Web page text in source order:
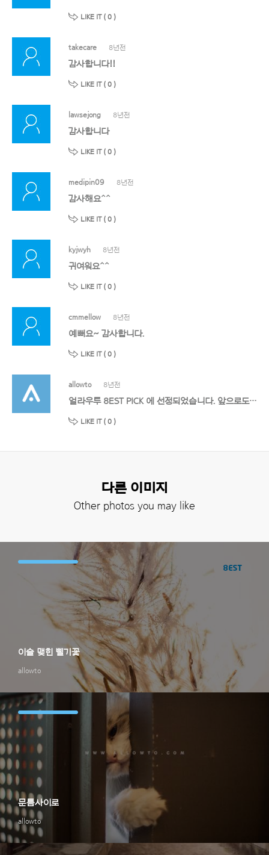
LIKE IT ( 0 )
takecare 8년전
감사합니다!!
LIKE IT ( 0 )
lawsejong 8년전
감사합니다
LIKE IT ( 0 )
medipin09 8년전
감사해요^^
LIKE IT ( 0 )
kyjwyh 8년전
귀여워요^^
LIKE IT ( 0 )
cmmellow 8년전
예뻐요~ 감사합니다.
LIKE IT ( 0 )
allowto 8년전
얼라우투 8EST PICK 에 선정되었습니다. 앞으로도 멋진 작품 기대할게요!
LIKE IT ( 0 )
다른 이미지
Other photos you may like
allowto
이슬 맺힌 삘기꽃
allowto
문틈사이로